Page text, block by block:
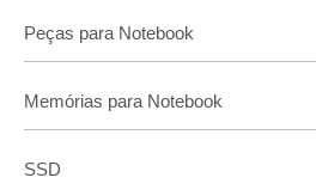
Peças para Notebook
Memórias para Notebook
SSD